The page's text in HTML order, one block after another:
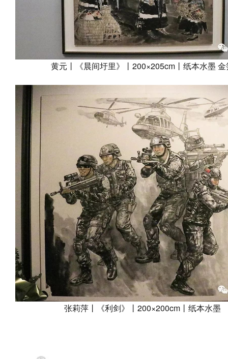
黄元丨《晨间圩里》丨200×205cm丨纸本水墨
张莉萍丨《利剑》丨200×200cm丨纸本水墨